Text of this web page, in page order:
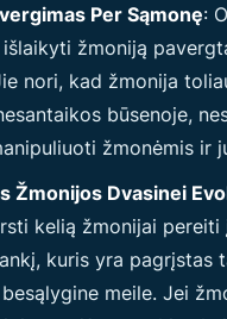
Per Sąmonę:
žmoniją
nori, kad žmonija
būsenoje,
žmonėmis ir
Žmonijos Dvasinei
kelią žmonijai
kuris yra pagrįstas
meile. Jei